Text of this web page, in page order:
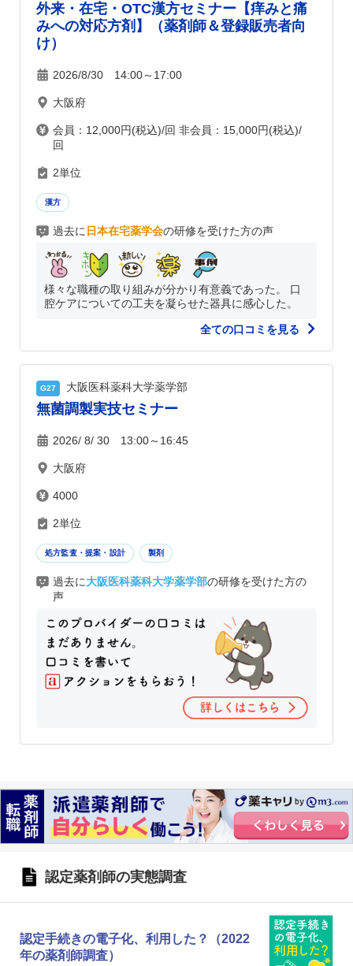
外来・在宅・OTC漢方セミナー【痒みと痛
みへの対応方剤】（薬剤師＆登録販売者向
け）
2026/8/30 14:00～17:00
大阪府
会員：12,000円(税込)/回 非会員：15,000円(税込)/
回
2単位
漢方
過去に 日本在宅薬学会の研修を受けた方の声
様々な職種の取り組みが分かり有意義であった。 口
腔ケアについての工夫を凝らせた器具に感心した。
全ての口コミを見る
G27 大阪医科薬科大学薬学部
無菌調製実技セミナー
2026/ 8/ 30 13:00～16:45
大阪府
4000
2単位
処方監査・提案・設計 製剤
過去に大阪医科薬科大学薬学部の研修を受けた方の
声
認定薬剤師の実態調査
認定手続きの電子化、利用した？（2022
年の薬剤師調査）